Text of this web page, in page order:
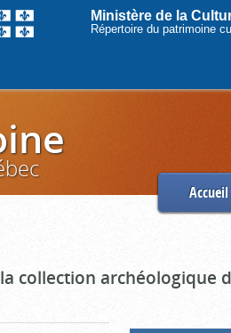
Ministère de la
Répertoire du patrimoine
Accueil
collection archéologique